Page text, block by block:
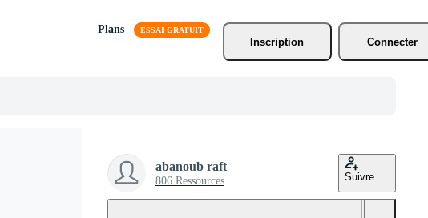
Plans
Inscription
Connecter
abanoub raft
806 Ressources Suivre